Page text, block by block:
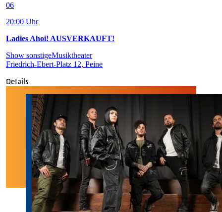
06
20:00 Uhr
Ladies Ahoi! AUSVERKAUFT!
Show sonstigeMusiktheater
Friedrich-Ebert-Platz 12, Peine
Details